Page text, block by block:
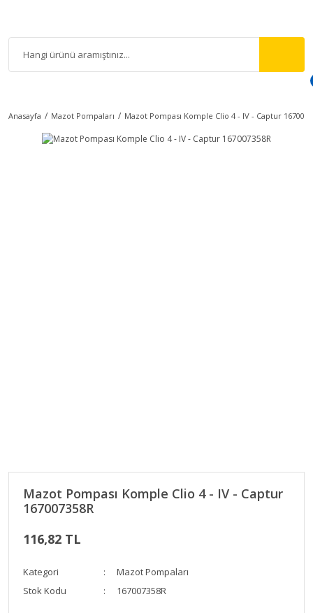
Anasayfa Mazot Pompaları Mazot Pompası Komple Clio 4 - IV - Captur
Mazot Pompası Komple Clio 4 - IV - Captur
167007358R
116,82 TL
Kategori
Mazot Pompaları
Stok Kodu
167007358R